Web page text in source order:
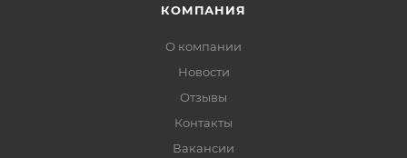
КОМПАНИЯ
О компании
Новости
Отзывы
Контакты
Вакансии